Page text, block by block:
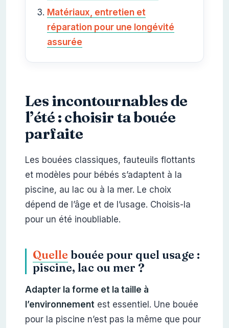
Matériaux, entretien et
réparation pour une longévité
assurée
Les incontournables de
l’été : choisir ta bouée
parfaite
Les bouées classiques, fauteuils flottants
et modèles pour bébés s’adaptent à la
piscine, au lac ou à la mer. Le choix
dépend de l’âge et de l’usage. Choisis-la
pour un été inoubliable.
Quelle bouée pour quel usage :
piscine, lac ou mer ?
Adapter la forme et la taille à
l’environnement est essentiel. Une bouée
pour la piscine n’est pas la même que pour